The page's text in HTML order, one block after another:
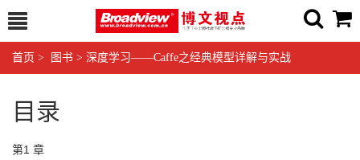
首页 > 图书 > 深度学习——Caffe之经典模型详解与实战
目录
第1 章